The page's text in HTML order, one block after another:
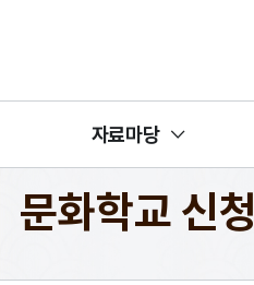
자료마당
문화학교 신청